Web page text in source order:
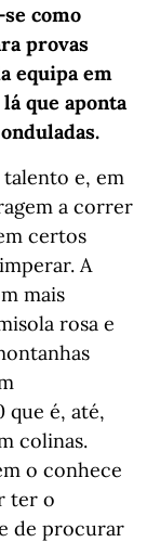
como
provas
equipa em
que aponta
e, em
a correr
certos
A
mais
rosa e
que é, até,
colinas.
o conhece
ter o
de procurar